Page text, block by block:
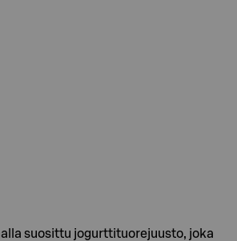
suosittu jogurttituorejuusto, joka